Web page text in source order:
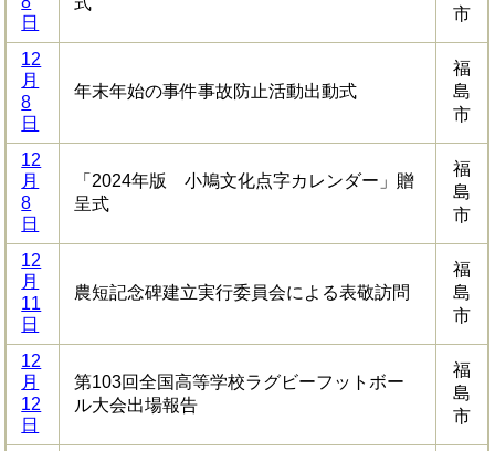
日
市
12
月
8
日
年末年始の事件事故防止活動出動式
福
島
市
12
月
8
日
「2024年版 小鳩文化点字カレンダー」贈
呈式
福
島
市
12
月
11
日
農短記念碑建立実行委員会による表敬訪問
福
島
市
12
月
12
日
第103回全国高等学校ラグビーフットボー
ル大会出場報告
福
島
市